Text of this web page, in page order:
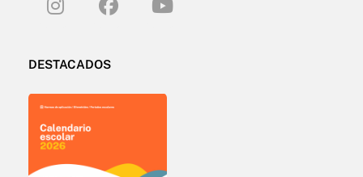
DESTACADOS